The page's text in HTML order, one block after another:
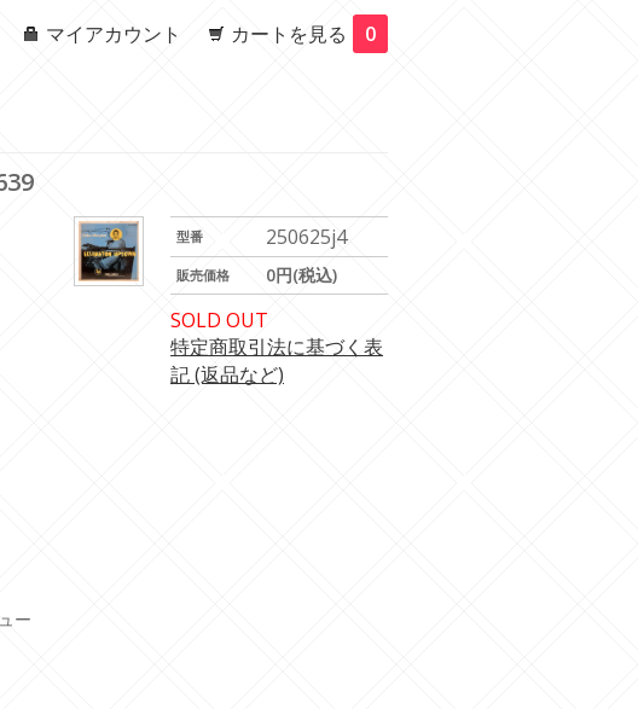
マイアカウント カートを見る 0
型番 250625j4
販売価格 0円(税込)
SOLD OUT
特定商取引法に基づく表
記 (返品など)
ー